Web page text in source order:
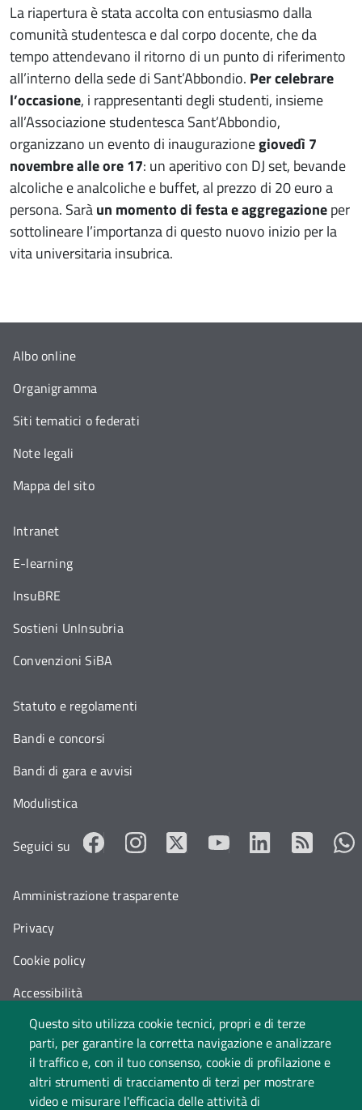
La riapertura è stata accolta con entusiasmo dalla
comunità studentesca e dal corpo docente, che da
tempo attendevano il ritorno di un punto di riferimento
all’interno della sede di Sant’Abbondio. Per celebrare
l’occasione, i rappresentanti degli studenti, insieme
all’Associazione studentesca Sant’Abbondio,
organizzano un evento di inaugurazionegiovedì 7
novembre alle ore 17: un aperitivo con DJ set, bevande
alcoliche e analcoliche e buffet, al prezzo di 20 euro a
persona. Saràun momento di festa e aggregazioneper
sottolineare l’importanza di questo nuovo inizio per la
vita universitaria insubrica.
Questo sito utilizza cookie tecnici, propri e di terze
parti, per garantire la corretta navigazione e analizzare
il traffico e, con il tuo consenso, cookie di profilazione e
altri strumenti di tracciamento di terzi per mostrare
video e misurare l'efficacia delle attività di
Albo online
Organigramma
Siti tematici o federati
Note legali
Mappa del sito
Intranet
E-learning
InsuBRE
Sostieni UnInsubria
Convenzioni SiBA
Statuto e regolamenti
Bandi e concorsi
Bandi di gara e avvisi
Modulistica
Seguici su
Amministrazione trasparente
Privacy
Cookie policy
Accessibilità
Cambia idea sui cookie
Dati di monitoraggio